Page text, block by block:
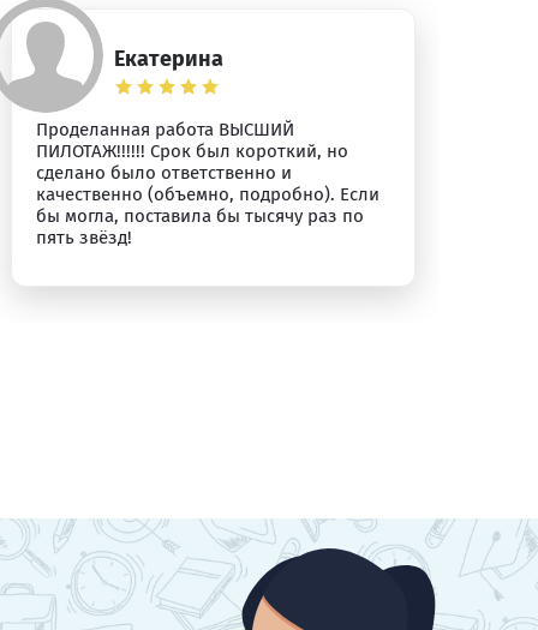
Екатерина
Проделанная работа ВЫСШИЙ
ПИЛОТАЖ!!!!!! Срок был короткий, но
сделано было ответственно и
качественно (объемно, подробно). Если
бы могла, поставила бы тысячу раз по
пять звёзд!